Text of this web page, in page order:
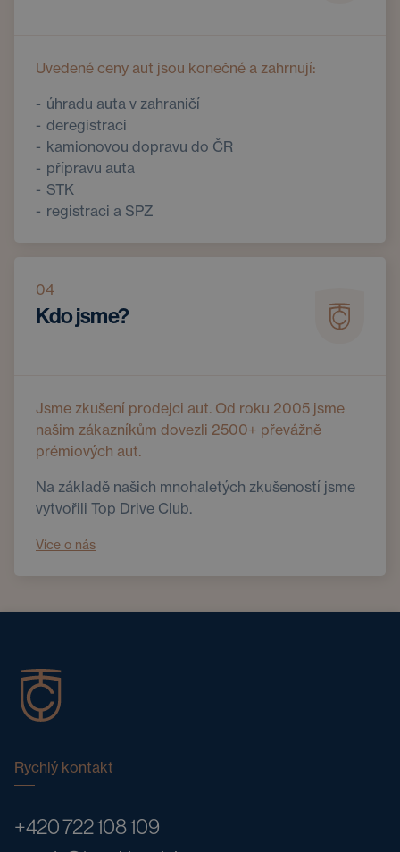
Uvedené ceny aut jsou konečné a zahrnují:
úhradu auta v zahraničí
deregistraci
kamionovou dopravu do ČR
přípravu auta
STK
registraci a SPZ
04
Kdo jsme?
Jsme zkušení prodejci aut. Od roku 2005 jsme
našim zákazníkům dovezli 2500+ převážně
prémiových aut.
Na základě našich mnohaletých zkušeností jsme
vytvořili Top Drive Club.
Více o nás
Rychlý kontakt
+420 722 108 109